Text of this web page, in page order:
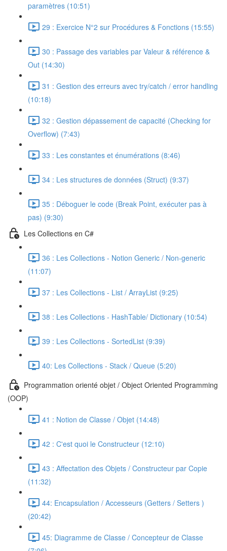
paramètres (10:51)
29 : Exercice N°2 sur Procédures & Fonctions (15:55)
30 : Passage des variables par Valeur & référence &
Out (14:30)
31 : Gestion des erreurs avec try/catch / error handling
(10:18)
32 : Gestion dépassement de capacité (Checking for
Overflow) (7:43)
33 : Les constantes et énumérations (8:46)
34 : Les structures de données (Struct) (9:37)
35 : Déboguer le code (Break Point, exécuter pas à
pas) (9:30)
Les Collections en C#
36 : Les Collections - Notion Generic / Non-generic
(11:07)
37 : Les Collections - List / ArrayList (9:25)
38 : Les Collections - HashTable/ Dictionary (10:54)
39 : Les Collections - SortedList (9:39)
40: Les Collections - Stack / Queue (5:20)
Programmation orienté objet / Object Oriented Programming
(OOP)
41 : Notion de Classe / Objet (14:48)
42 : C'est quoi le Constructeur (12:10)
43 : Affectation des Objets / Constructeur par Copie
(11:32)
44: Encapsulation / Accesseurs (Getters / Setters )
(20:42)
45: Diagramme de Classe / Concepteur de Classe